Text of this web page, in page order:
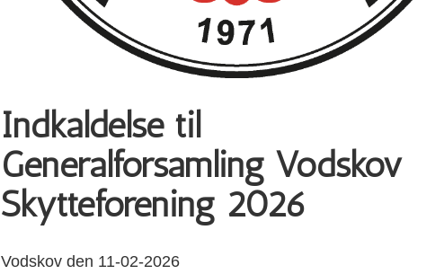
Indkaldelse til
Generalforsamling Vodskov
Skytteforening 2026
Vodskov den 11-02-2026